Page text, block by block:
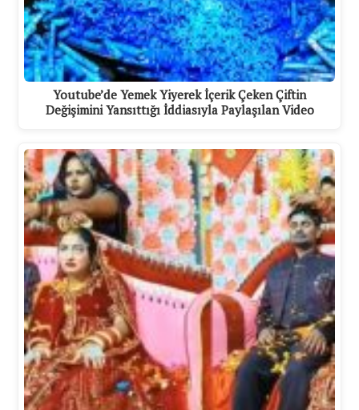
Youtube’de Yemek Yiyerek İçerik Çeken Çiftin
Değişimini Yansıttığı İddiasıyla Paylaşılan Video